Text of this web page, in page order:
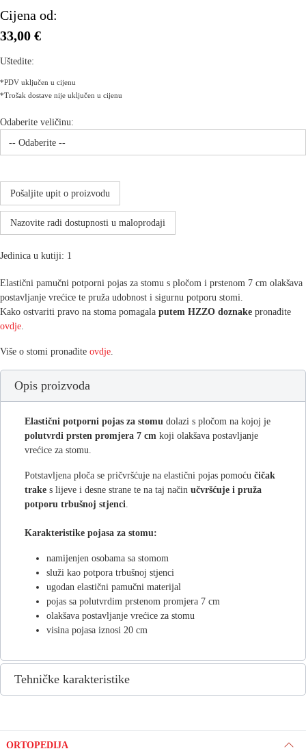
ORTOPEDIJA
Cijena od:
33,00 €
Uštedite:
*PDV uključen u cijenu
*Trošak dostave nije uključen u cijenu
Odaberite veličinu:
Pošaljite upit o proizvodu
Nazovite radi dostupnosti u maloprodaji
Jedinica u kutiji: 1
Elastični pamučni potporni pojas za stomu s pločom i prstenom 7 cm olakšava
postavljanje vrećice te pruža udobnost i sigurnu potporu stomi.
Kako ostvariti pravo na stoma pomagala putem HZZO doznake pronađite
ovdje.
Više o stomi pronađite ovdje.
Opis proizvoda
Elastični potporni pojas za stomu dolazi s pločom na kojoj je
polutvrdi prsten promjera 7 cm koji olakšava postavljanje
vrećice za stomu.
Potstavljena ploča se pričvršćuje na elastični pojas pomoću čičak
trake s lijeve i desne strane te na taj način učvršćuje i pruža
potporu trbušnoj stjenci
Karakteristike pojasa za stomu:
namijenjen osobama sa stomom
služi kao potpora trbušnoj stjenci
ugodan elastični pamučni materijal
pojas sa polutvrdim prstenom promjera 7 cm
olakšava postavljanje vrećice za stomu
visina pojasa iznosi 20 cm
Tehničke karakteristike